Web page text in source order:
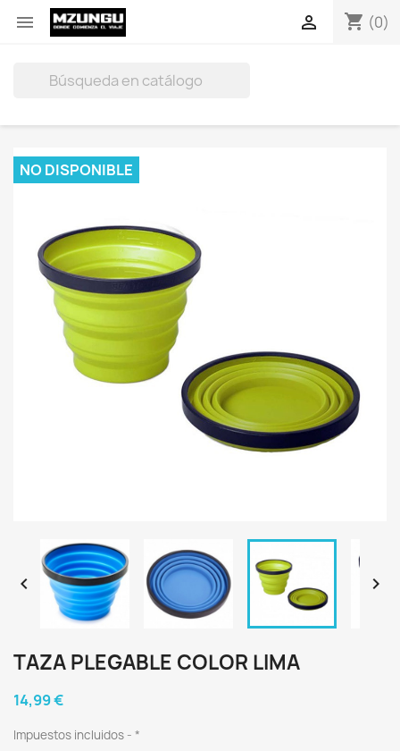
 shopping_cart (0)

NO DISPONIBLE
 
TAZA PLEGABLE COLOR LIMA
14,99 €
Impuestos incluidos *